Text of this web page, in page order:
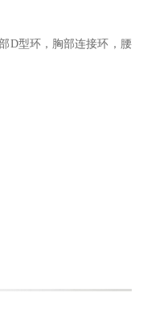
D型环，胸部连接环，腰